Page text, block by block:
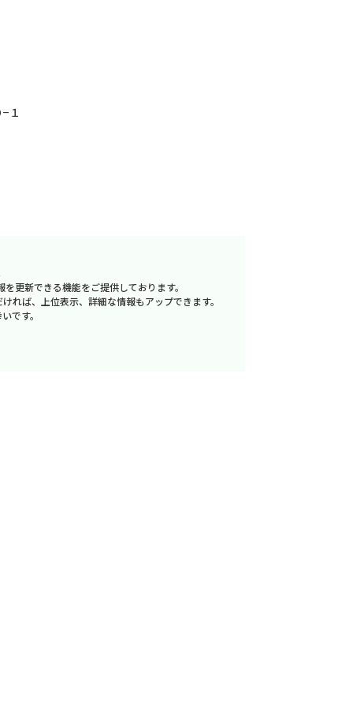
１
更新できる機能をご提供しております。
れば、上位表示、詳細な情報もアップできます。
です。